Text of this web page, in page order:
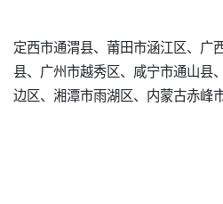
定西市通渭县、莆田市涵江区、广
县、广州市越秀区、咸宁市通山县
边区、湘潭市雨湖区、内蒙古赤峰